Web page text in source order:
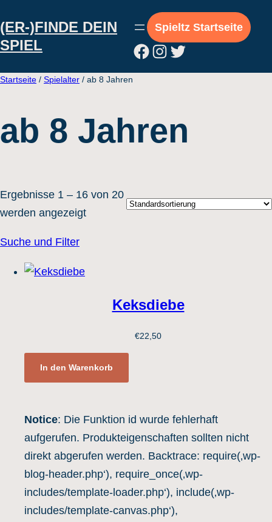
zum
Inhalt
(ER-)FINDE DEIN
SPIEL
Spieltz Startseite
Facebook
Instagram
Twitter
Startseite / Spielalter / ab 8 Jahren
ab 8 Jahren
Ergebnisse 1 – 16 von 20
werden angezeigt
Suche und Filter
Keksdiebe
€22,50
In den Warenkorb
Notice: Die Funktion id wurde fehlerhaft
aufgerufen. Produkteigenschaften sollten nicht
direkt abgerufen werden. Backtrace: require(‚wp-
blog-header.php‘), require_once(‚wp-
includes/template-loader.php‘), include(‚wp-
includes/template-canvas.php‘),